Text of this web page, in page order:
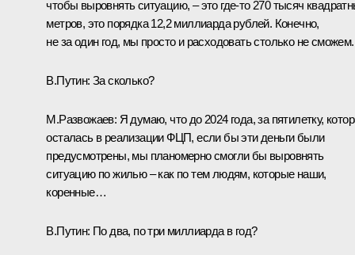
чтобы выровнять ситуацию, – это где‑то 270 тысяч
метров, это порядка 12,2 миллиарда рублей. Конечно,
не за один год, мы просто и расходовать столько не сможем.
В.Путин: За сколько?
М.Развожаев: Я думаю, что до 2024 года, за пятилетку,
осталась в реализации ФЦП, если бы эти деньги были
предусмотрены, мы планомерно смогли бы выровнять
ситуацию по жилью – как по тем людям, которые наши,
коренные…
В.Путин: По два, по три миллиарда в год?